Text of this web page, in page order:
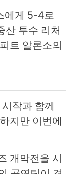
에게 5-4로
산 투수 리처
트 알론소의
작과 함께
지만 이번에
개막전을 시